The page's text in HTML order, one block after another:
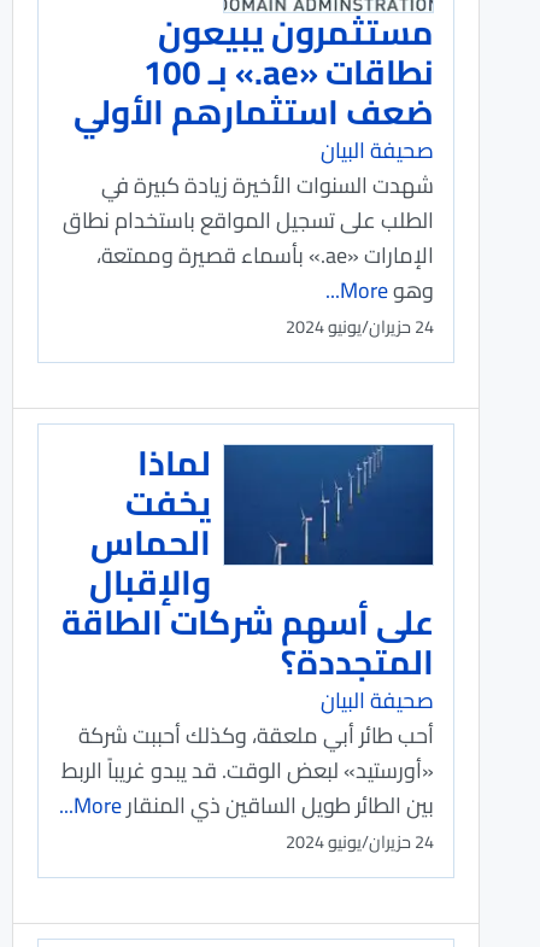
مستثمرون يبيعون
نطاقات «ae.» بـ 100
ضعف استثمارهم الأولي
صحيفة البيان
شهدت السنوات الأخيرة زيادة كبيرة في
الطلب على تسجيل المواقع باستخدام نطاق
الإمارات «ae.» بأسماء قصيرة وممتعة،
وهوMore...
24 حزيران/يونيو 2024
لماذا
يخفت
الحماس
والإقبال
على أسهم شركات الطاقة
المتجددة؟
صحيفة البيان
أحب طائر أبي ملعقة، وكذلك أحببت شركة
«أورستيد» لبعض الوقت. قد يبدو غريباً الربط
بين الطائر طويل الساقين ذي المنقارMore...
24 حزيران/يونيو 2024